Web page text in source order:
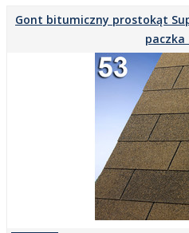
Gont bitumiczny prostokąt
paczka